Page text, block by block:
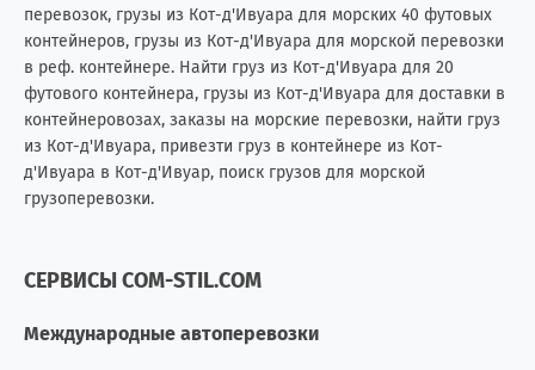
перевозок, грузы из Кот-д'Ивуара для морских 40 футовых
контейнеров, грузы из Кот-д'Ивуара для морской перевозки
в реф. контейнере. Найти груз из Кот-д'Ивуара для 20
футового контейнера, грузы из Кот-д'Ивуара для доставки в
контейнеровозах, заказы на морские перевозки, найти груз
из Кот-д'Ивуара, привезти груз в контейнере из Кот-
д'Ивуара в Кот-д'Ивуар, поиск грузов для морской
грузоперевозки.
СЕРВИСЫ COM-STIL.COM
Международные автоперевозки